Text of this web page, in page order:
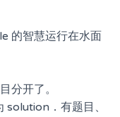
的智慧运行在水面
分开了。
．有题目、